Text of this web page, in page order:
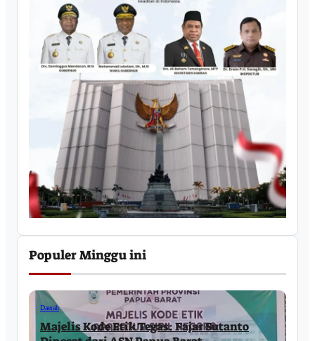
Populer Minggu ini
Daerah
Majelis Kode Etik Tegas: Fajar Sutanto